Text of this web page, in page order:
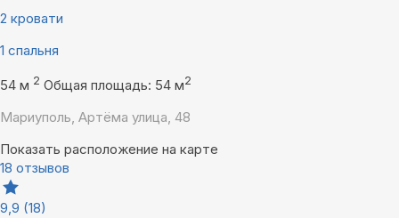
2 кровати
1 спальня
54 м 2 Общая площадь: 54 м2
Мариуполь, Артёма улица, 48
Показать расположение на карте
18 отзывов
9,9 (18)